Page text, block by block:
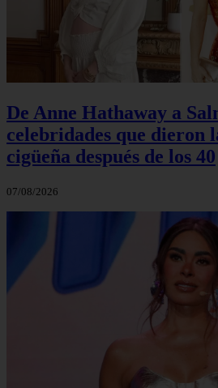
De Anne Hathaway a
celebridades que dieron
cigüeña después de los 40
07/08/2026